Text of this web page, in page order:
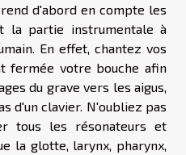
d'abord en compte les
la partie instrumentale à
En effet, chantez vos
fermée votre bouche afin
du grave vers les aigus,
d'un clavier. N'oubliez pas
tous les résonateurs et
la glotte, larynx, pharynx,